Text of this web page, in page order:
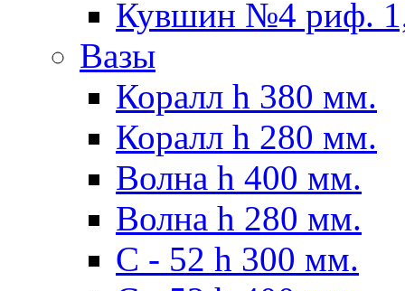
Кувшин №4 риф.
Вазы
Коралл h 380 мм.
Коралл h 280 мм.
Волна h 400 мм.
Волна h 280 мм.
C - 52 h 300 мм.